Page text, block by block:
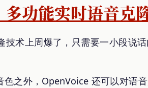
功能实时语音克
技术上周爆了，只需要一小段说
色之外，OpenVoice 还可以对语